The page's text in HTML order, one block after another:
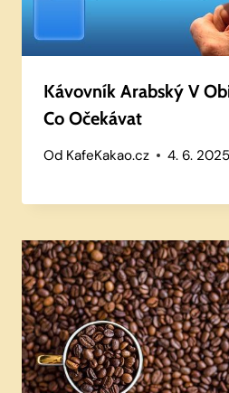
Kávovník Arabský V
Co Očekávat
Od KafeKakao.cz 4. 6. 2025